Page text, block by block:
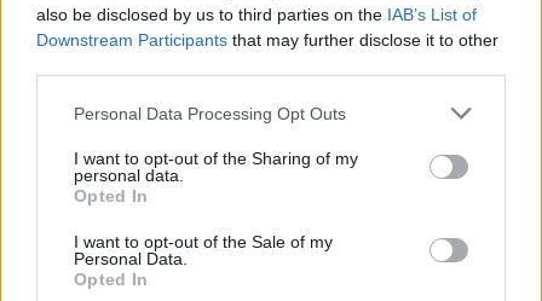
also be disclosed by us to third parties on the IAB’s List of
Downstream Participants that may further disclose it to other
Personal Data Processing Opt Outs
I want to opt-out of the Sharing of my
personal data.
Opted In
I want to opt-out of the Sale of my
Personal Data.
Opted In
Bendri NT tarifai būtų nustatomi atsižvelgiant
į Registrų cento nustatomas būsto vertes –
kas 5 metus, dabar Vyriausybė siūlo tai
daryti kas 3 metus.
Visas pajamas iš pirmojo būsto
apmokestinimo būtų nukreipiamos į